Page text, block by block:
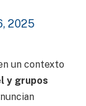
2025
un contexto
y grupos